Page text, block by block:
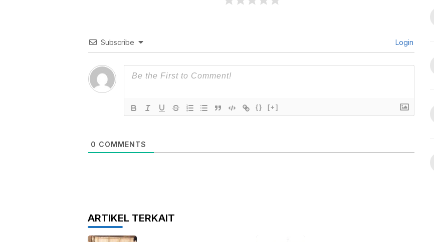
Subscribe Login
{} [+]
0 COMMENTS
ARTIKEL TERKAIT